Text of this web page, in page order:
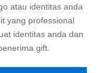
atau identitas anda
yang professional
identitas anda dan
gift.
dengan harga